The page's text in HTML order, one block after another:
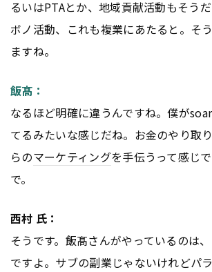
るいはPTAとか、地域貢献活動もそう
ボノ活動、これも複業にあたると。そ
ますね。
飯髙：
なるほど明確に違うんですね。僕が
てるみたいな感じだね。お金のやり取
らのマーケティングを手伝うって感じ
で。
西村 氏：
そうです。飯髙さんがやっているのは、
ですよ。サブの副業じゃないけれどパ